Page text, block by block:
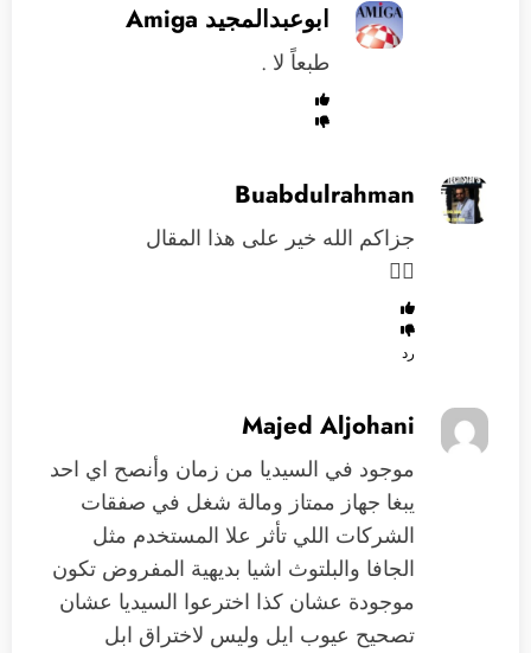
ابوعبدالمجيد Amiga
طبعاً لا .
Buabdulrahman
جزاكم الله خير على هذا المقال

رد
Majed Aljohani
موجود في السيديا من زمان وأنصح اي احد
يبغا جهاز ممتاز ومالة شغل في صفقات
الشركات اللي تأثر علا المستخدم مثل
الجافا والبلتوث اشيا بديهية المفروض تكون
موجودة عشان كذا اخترعوا السيديا عشان
تصحيح عيوب ايل وليس لاختراق ابل